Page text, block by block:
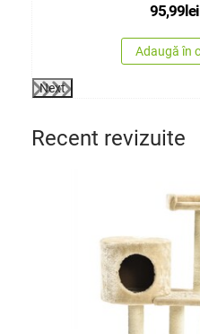
95,99lei
Adaugă în
Next
Recent revizuite